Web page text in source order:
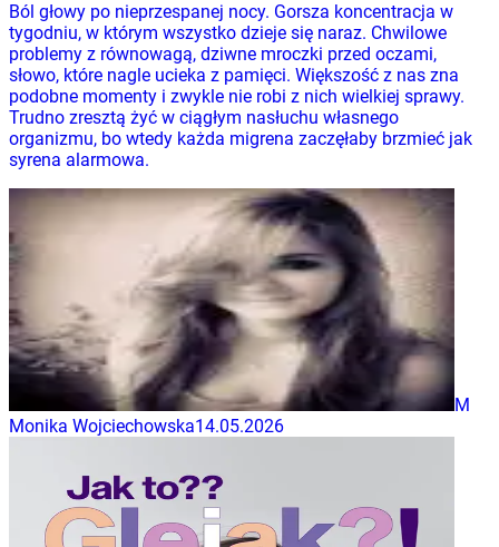
Ból głowy po nieprzespanej nocy. Gorsza koncentracja w
tygodniu, w którym wszystko dzieje się naraz. Chwilowe
problemy z równowagą, dziwne mroczki przed oczami,
słowo, które nagle ucieka z pamięci. Większość z nas zna
podobne momenty i zwykle nie robi z nich wielkiej sprawy.
Trudno zresztą żyć w ciągłym nasłuchu własnego
organizmu, bo wtedy każda migrena zaczęłaby brzmieć jak
syrena alarmowa.
M
Monika Wojciechowska14.05.2026